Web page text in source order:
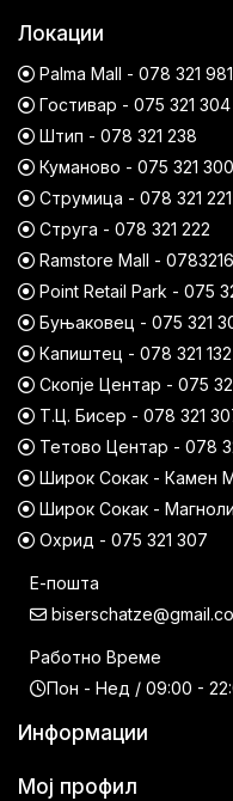
Локации
Palma Mall - 078 321 981
Гостивар - 075 321 304
Штип - 078 321 238
Куманово - 075 321 300
Струмица - 078 321 221
Струга - 078 321 222
Ramstore Mall -
Point Retail Park - 075
Буњаковец - 075 321
Капиштец - 078 321 132
Скопје Центар - 075
Т.Ц. Бисер - 078 321
Тетово Центар - 078
Широк Сокак - Камен
Широк Сокак -
Охрид - 075 321 307
Е-пошта
Работно Време
Пон - Нед / 09:00 -
Информации
Мој профил